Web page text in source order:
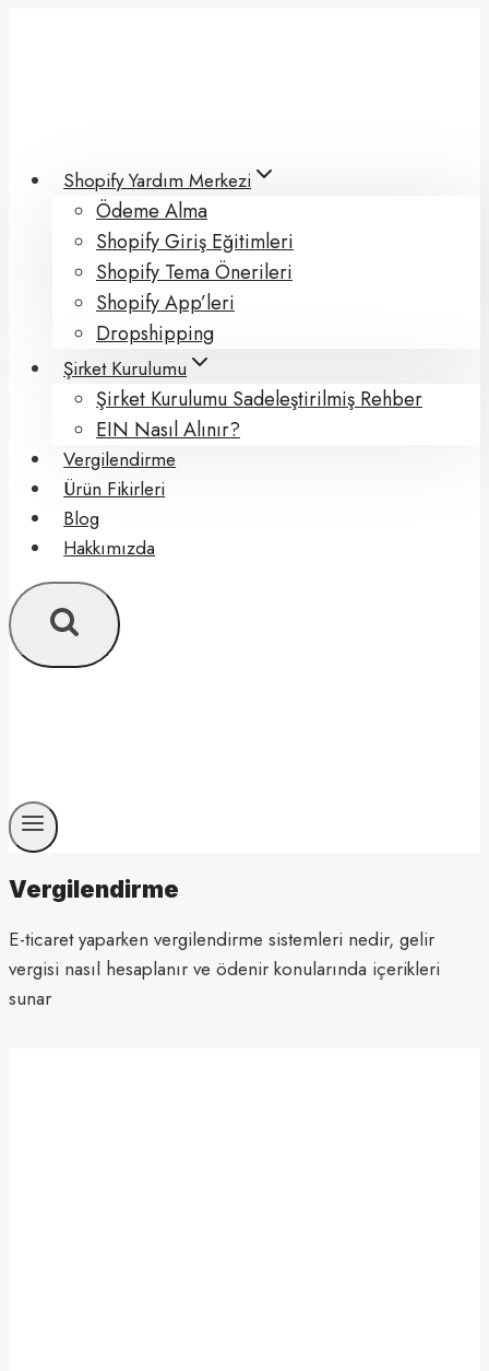
Shopify Yardım Merkezi
Ödeme Alma
Shopify Giriş Eğitimleri
Shopify Tema Önerileri
Shopify App’leri
Dropshipping
Şirket Kurulumu
Şirket Kurulumu Sadeleştirilmiş Rehber
EIN Nasıl Alınır?
Vergilendirme
Ürün Fikirleri
Blog
Hakkımızda
Vergilendirme
E-ticaret yaparken vergilendirme sistemleri nedir, gelir
vergisi nasıl hesaplanır ve ödenir konularında içerikleri
sunar